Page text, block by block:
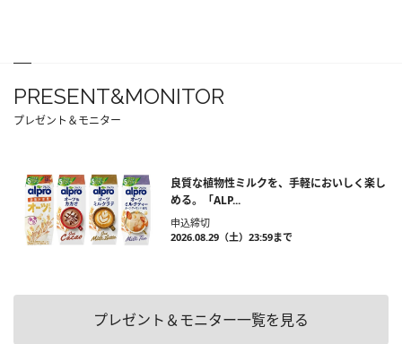
PRESENT&MONITOR
プレゼント＆モニター
良質な植物性ミルクを、手軽においしく楽し
める。「ALP...
申込締切
2026.08.29（土）23:59まで
プレゼント＆モニター一覧を見る